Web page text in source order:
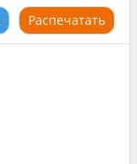
Распечатать